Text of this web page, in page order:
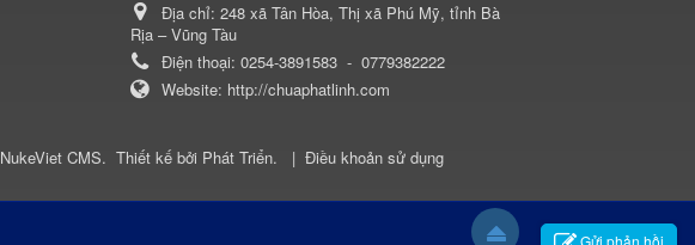
Địa chỉ: 248 xã Tân Hòa, Thị xã Phú Mỹ, tỉnh Bà
Rịa – Vũng Tàu
Điện thoại: 0254-3891583 - 0779382222
Website: http://chuaphatlinh.com
NukeViet CMS. Thiết kế bởi Phát Triển. | Điều khoản sử dụng
Gửi phản hồi